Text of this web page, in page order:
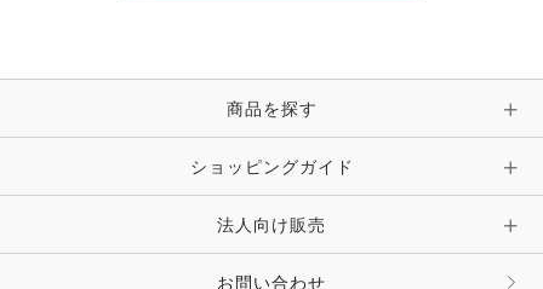
商品を探す
ショッピングガイド
法人向け販売
お問い合わせ